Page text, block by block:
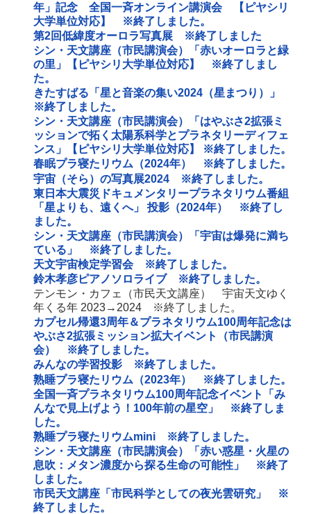
年」記念 全国一斉オンライン講演会 【ピヤシリ
大学単位対応】 ※終了しました。
第2回低緯度オーロラ写真展 ※終了しました
シン・天文講座（市民講演会）「赤いオーロラと緑
の里」【ピヤシリ大学単位対応】 ※終了しまし
た。
きたすばる「星と音楽の集い2024（星まつり）」
※終了しました。
シン・天文講座（市民講演会）「はやぶさ2拡張ミ
ッションで拓く太陽系科学とプラネタリーディフェ
ンス」【ピヤシリ大学単位対応】 ※終了しました。
春眠プラ寝たリウム（2024年） ※終了しました。
宇宙（そら）の写真展2024 ※終了しました。
東日本大震災ドキュメンタリープラネタリウム番組
「星よりも、遠くへ」 投影（2024年） ※終了し
ました。
シン・天文講座（市民講演会）「宇宙は爆発に満ち
ている」 ※終了しました。
天文宇宙検定学習会 ※終了しました。
鈴木孝彦ピアノソロライブ ※終了しました。
テンモン・カフェ（市民天文講座） 宇宙天文ゆく
年くる年 2023→2024 ※終了しました。
カプセル帰還3周年＆プラネタリウム100周年記念は
やぶさ2拡張ミッション拡大イベント（市民講演
会） ※終了しました。
みんなの学習投影 ※終了しました。
熟睡プラ寝たリウム（2023年） ※終了しました。
全国一斉プラネタリウム100周年記念イベント「み
んなで見上げよう！100年前の星空」 ※終了しま
した。
熟睡プラ寝たリウムmini ※終了しました。
シン・天文講座（市民講演会）「赤い惑星・火星の
息吹：メタン濃度から探る生命の可能性」 ※終了
しました。
市民天文講座「市民科学としての夜光雲研究」 ※
終了しました。